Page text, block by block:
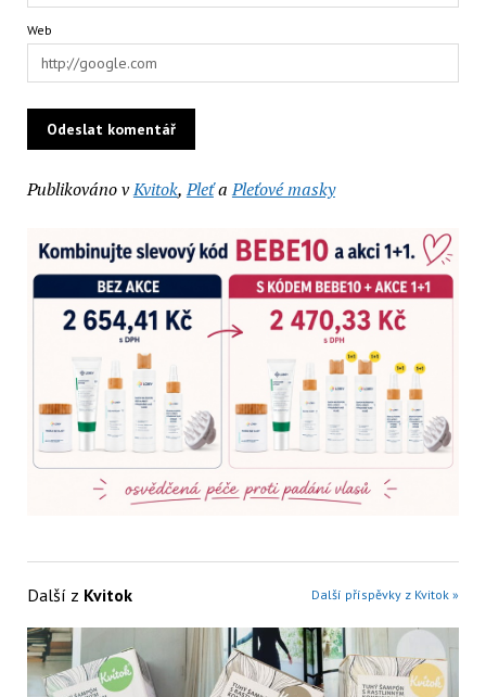
Web
Publikováno vKvitok,PleťaPleťové masky
Další z Kvitok Další příspěvky z Kvitok »